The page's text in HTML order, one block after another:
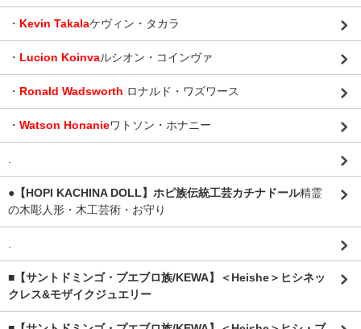
・ Kevin Takalaケヴィン・タカラ
・ Lucion Koinvaルシオン・コインヴァ
・ Ronald Wadsworth ロナルド・ワズワース
・ Watson Honanieワトソン・ホナニー
.
●【HOPI KACHINA DOLL】ホピ族伝統工芸カチナドール精霊
の木彫人形・木工芸術・お守り
.
■【サントドミンゴ・プエブロ族/KEWA】＜Heishe＞ヒシネッ
クレス&モザイクジュエリー